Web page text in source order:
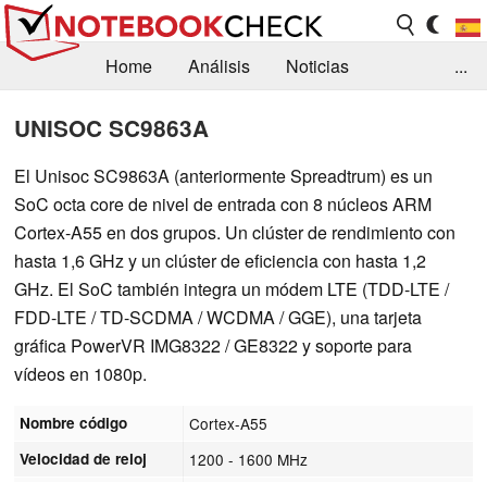
Home Análisis
Noticias
Contacto
...
UNISOC SC9863A
El Unisoc SC9863A (anteriormente Spreadtrum) es un
SoC octa core de nivel de entrada con 8 núcleos ARM
Cortex-A55 en dos grupos. Un clúster de rendimiento con
hasta 1,6 GHz y un clúster de eficiencia con hasta 1,2
GHz. El SoC también integra un módem LTE (TDD-LTE /
FDD-LTE / TD-SCDMA / WCDMA / GGE), una tarjeta
gráfica PowerVR IMG8322 / GE8322 y soporte para
vídeos en 1080p.
Nombre código Cortex-A55
Velocidad de reloj 1200 - 1600 MHz